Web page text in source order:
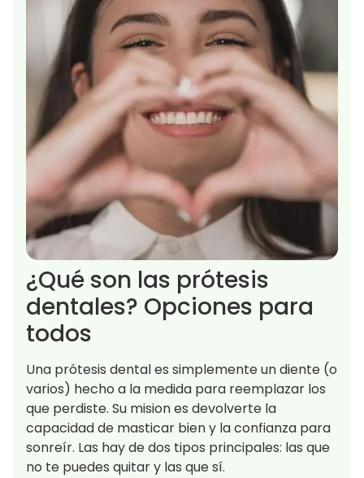
¿Qué son las prótesis
dentales? Opciones para
todos
Una prótesis dental es simplemente un diente (o
varios) hecho a la medida para reemplazar los
que perdiste. Su mision es devolverte la
capacidad de masticar bien y la confianza para
sonreír. Las hay de dos tipos principales: las que
no te puedes quitar y las que sí.